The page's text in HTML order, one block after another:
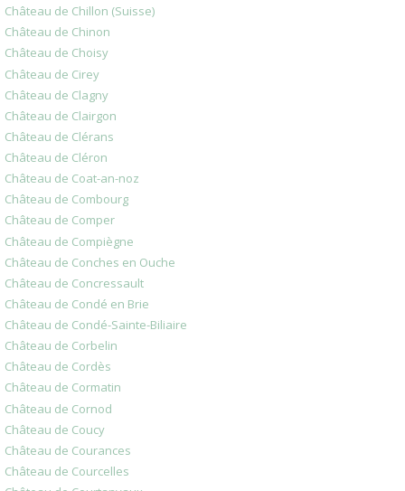
Château de Chillon (Suisse)
Château de Chinon
Château de Choisy
Château de Cirey
Château de Clagny
Château de Clairgon
Château de Clérans
Château de Cléron
Château de Coat-an-noz
Château de Combourg
Château de Comper
Château de Compiègne
Château de Conches en Ouche
Château de Concressault
Château de Condé en Brie
Château de Condé-Sainte-Biliaire
Château de Corbelin
Château de Cordès
Château de Cormatin
Château de Cornod
Château de Coucy
Château de Courances
Château de Courcelles